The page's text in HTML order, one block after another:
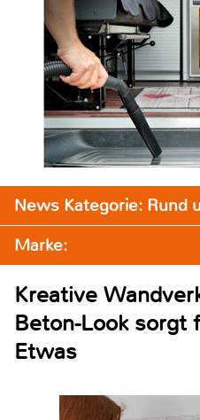
News Kategorie: Rund
Marke:
Kreative
Beton-Look sorgt
Etwas